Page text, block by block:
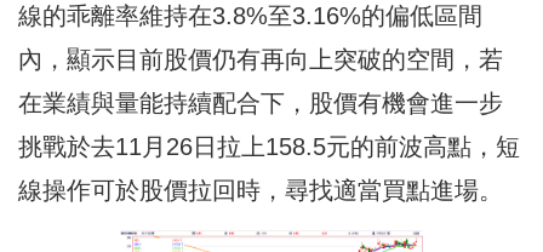
線的乖離率維持在3.8%至3.16%的偏低區間
內，顯示目前股價仍有再向上突破的空間，若
在業績與量能持續配合下，股價有機會進一步
挑戰於去11月26日拉上158.5元的前波高點，短
線操作可於股價拉回時，尋找適當買點進場。